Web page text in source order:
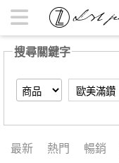
【歐美滿鑽】搜尋結果
搜尋關鍵字
最新 熱門 暢銷